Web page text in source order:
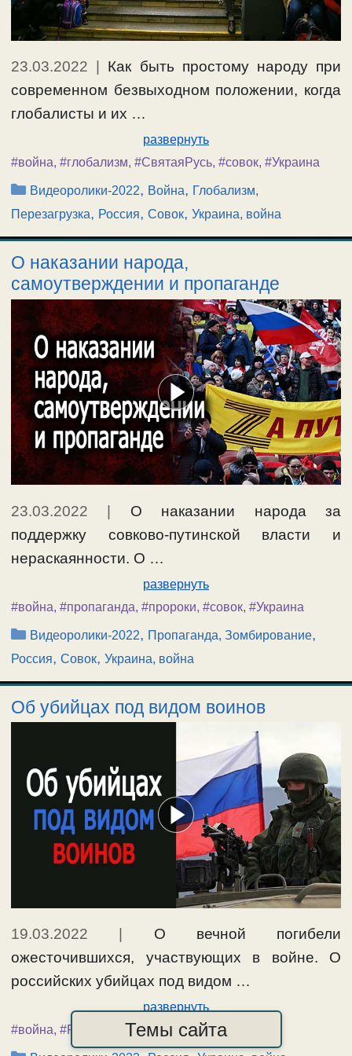
23.03.2022
Как быть простому народу при
современном безвыходном положении, когда
глобалисты и их …
развернуть
#война, #глобализм, #СвятаяРусь, #совок, #Украина
Рубрики
Видеоролики-2022, Война, Глобализм,
Перезагрузка, Россия, Совок, Украина, война
О наказании народа,
самоутверждении и пропаганде
23.03.2022 | О наказании народа за
поддержку совково-путинской власти и
нераскаянности. О …
развернуть
#война, #пропаганда, #пророки, #совок, #Украина
Рубрики
Видеоролики-2022, Пропаганда, Зомбирование,
Россия, Совок, Украина, война
Об убийцах под видом воинов
19.03.2022
О вечной погибели
ожесточившихся, участвующих в войне. О
российских убийцах под видом …
развернуть
#война, #Россия #Украина
Темы сайта